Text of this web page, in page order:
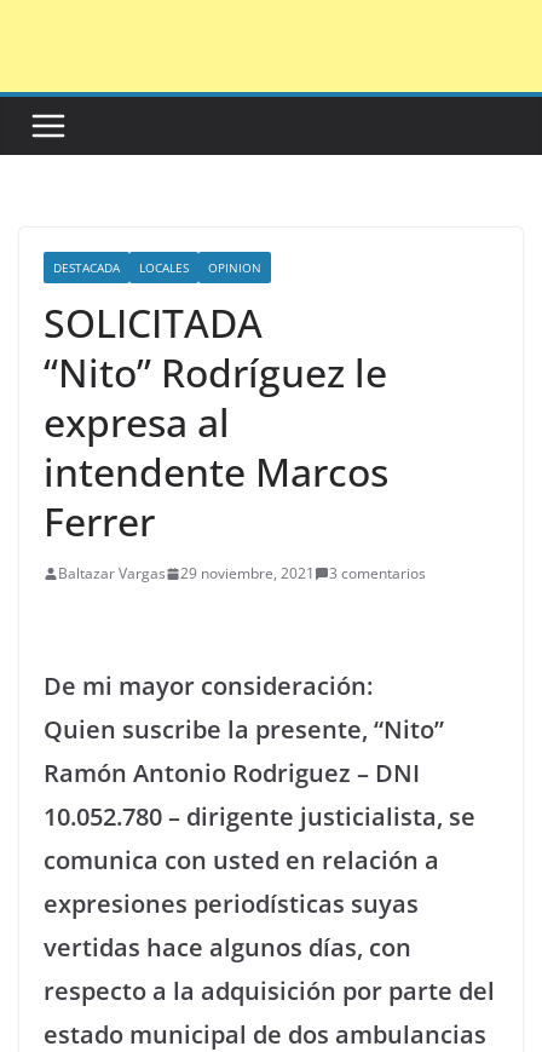
DESTACADA LOCALES OPINION
SOLICITADA
“Nito” Rodríguez le
expresa al
intendente Marcos
Ferrer
Baltazar Vargas 29 noviembre, 2021 3 comentarios
De mi mayor consideración:
Quien suscribe la presente, “Nito”
Ramón Antonio Rodriguez – DNI
10.052.780 – dirigente justicialista, se
comunica con usted en relación a
expresiones periodísticas suyas
vertidas hace algunos días, con
respecto a la adquisición por parte del
estado municipal de dos ambulancias